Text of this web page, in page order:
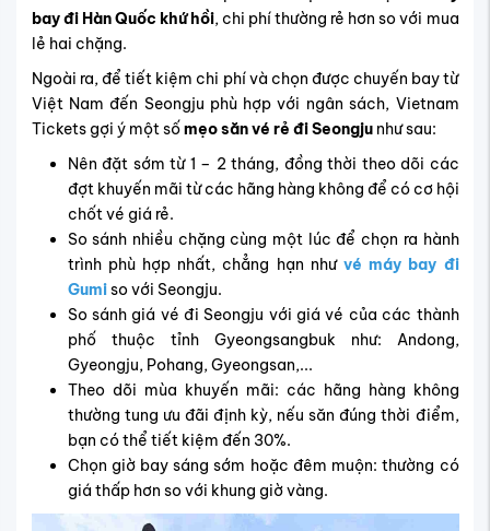
bay đi Hàn Quốc khứ hồi, chi phí thường rẻ hơn so với mua
lẻ hai chặng.
Ngoài ra, để tiết kiệm chi phí và chọn được chuyến bay từ
Việt Nam đến Seongju phù hợp với ngân sách, Vietnam
Tickets gợi ý một sốmẹo săn vé rẻ đi Seongju như sau:
Nên đặt sớm từ 1 – 2 tháng, đồng thời theo dõi các
đợt khuyến mãi từ các hãng hàng không để có cơ hội
chốt vé giá rẻ.
So sánh nhiều chặng cùng một lúc để chọn ra hành
trình phù hợp nhất, chẳng hạn như vé máy bay đi
Gumiso với Seongju.
So sánh giá vé đi Seongju với giá vé của các thành
phố thuộc tỉnh Gyeongsangbuk như: Andong,
Gyeongju, Pohang, Gyeongsan,...
Theo dõi mùa khuyến mãi: các hãng hàng không
thường tung ưu đãi định kỳ, nếu săn đúng thời điểm,
bạn có thể tiết kiệm đến 30%.
Chọn giờ bay sáng sớm hoặc đêm muộn: thường có
giá thấp hơn so với khung giờ vàng.